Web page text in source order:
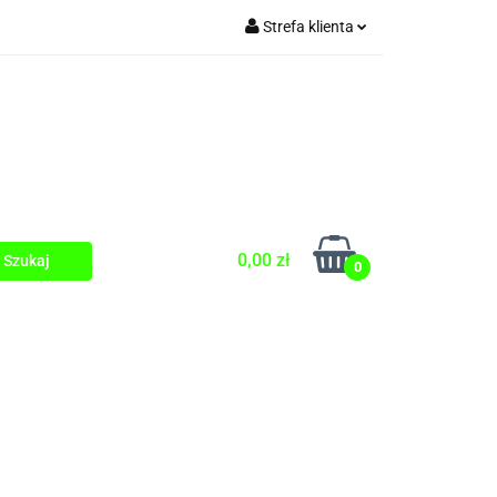
Strefa klienta
0,00 zł 0